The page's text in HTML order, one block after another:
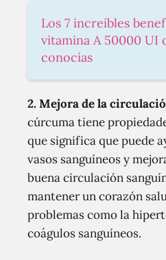
Los 7 increíbles
vitamina A 50000 UI
conocías
2. Mejora de la
cúrcuma tiene
que significa que puede
vasos sanguíneos y
buena circulación
mantener un corazón
problemas como la
coágulos sanguíneos.